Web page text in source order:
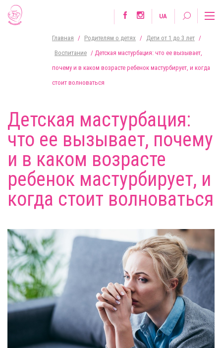
UA
Главная / Родителям о детях / Дети от 1 до 3 лет /
Воспитание / Детская мастурбация: что ее вызывает,
почему и в каком возрасте ребенок мастурбирует, и когда
стоит волноваться
Детская мастурбация:
что ее вызывает, почему
и в каком возрасте
ребенок мастурбирует, и
когда стоит волноваться